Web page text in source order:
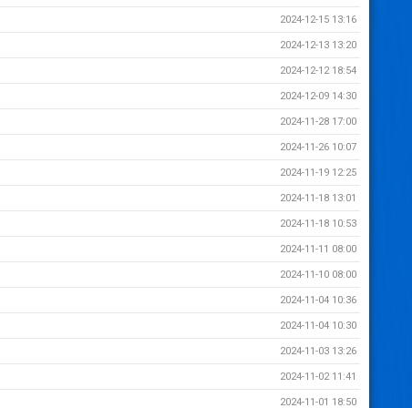
2024-12-15 13:16
2024-12-13 13:20
2024-12-12 18:54
2024-12-09 14:30
2024-11-28 17:00
2024-11-26 10:07
2024-11-19 12:25
2024-11-18 13:01
2024-11-18 10:53
2024-11-11 08:00
2024-11-10 08:00
2024-11-04 10:36
2024-11-04 10:30
2024-11-03 13:26
2024-11-02 11:41
2024-11-01 18:50